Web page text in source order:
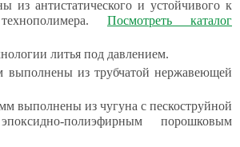
из антистатического и устойчивого к
Посмотреть каталог
литья под давлением.
из трубчатой нержавеющей
выполнены из чугуна с пескоструйной
полиэфирным порошковым